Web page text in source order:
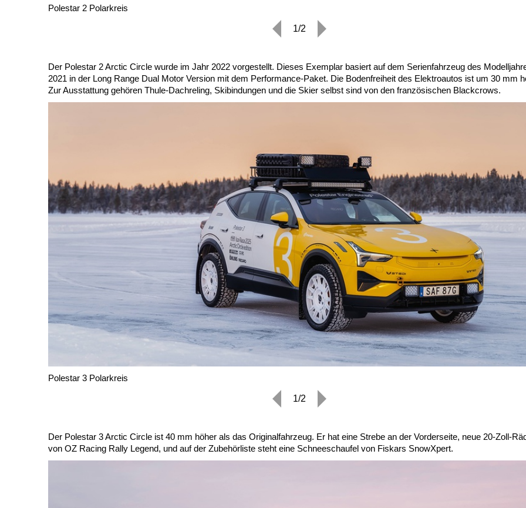
Polestar 2 Polarkreis
1/2
Der Polestar 2 Arctic Circle wurde im Jahr 2022 vorgestellt. Dieses Exemplar basiert auf dem Serienfahrzeug des
2021 in der Long Range Dual Motor Version mit dem Performance-Paket. Die Bodenfreiheit des Elektroautos ist um 30 mm
Zur Ausstattung gehören Thule-Dachreling, Skibindungen und die Skier selbst sind von den französischen Blackcrows.
Polestar 3 Polarkreis
1/2
Der Polestar 3 Arctic Circle ist 40 mm höher als das Originalfahrzeug. Er hat eine Strebe an der Vorderseite, neue 20-Zoll-
von OZ Racing Rally Legend, und auf der Zubehörliste steht eine Schneeschaufel von Fiskars SnowXpert.